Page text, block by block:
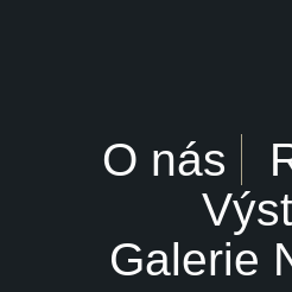
O nás
Galerie